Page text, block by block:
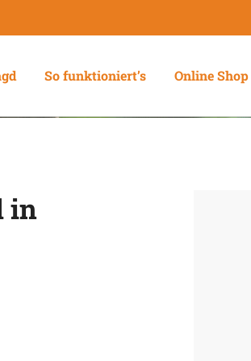
So funktioniert’s Online Shop
in